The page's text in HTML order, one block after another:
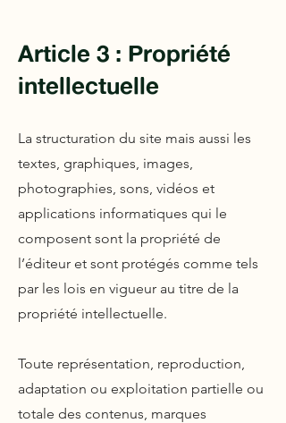
Article 3 : Propriété
intellectuelle
La structuration du site mais aussi les
textes, graphiques, images,
photographies, sons, vidéos et
applications informatiques qui le
composent sont la propriété de
l’éditeur et sont protégés comme tels
par les lois en vigueur au titre de la
propriété intellectuelle.
Toute représentation, reproduction,
adaptation ou exploitation partielle ou
totale des contenus, marques